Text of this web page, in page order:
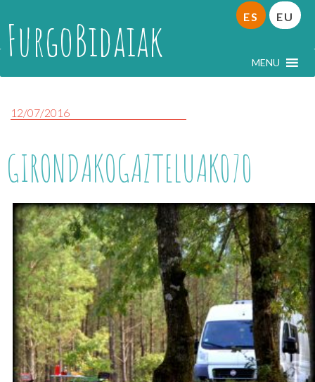
FurgoBidaiak MENU
ES EU
12/07/2016
GIRONDAKOGAZTELUAK070